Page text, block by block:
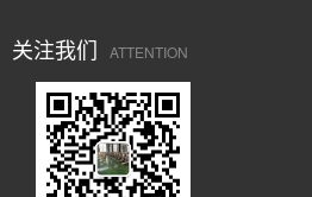
关注我们 ATTENTION